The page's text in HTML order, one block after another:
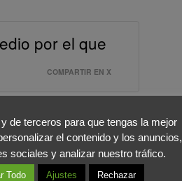
por el que
COMPARTIR EN X
de
ha sido el
de terceros para que tengas la mejor
el contenido y los anuncios,
sociales y analizar nuestro tráfico.
Todo Ajustes Rechazar